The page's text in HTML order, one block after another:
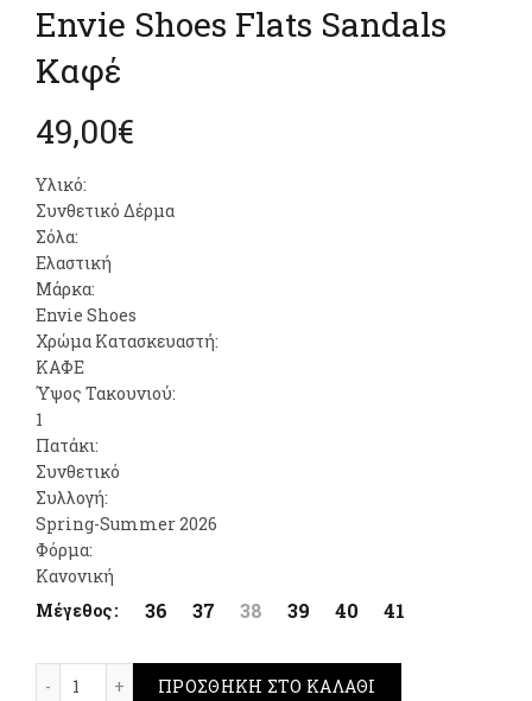
Envie Shoes Flats Sandals
Καφέ
49,00€
Υλικό:
Συνθετικό Δέρμα
Σόλα:
Ελαστική
Μάρκα:
Envie Shoes
Χρώμα Κατασκευαστή:
ΚΑΦΕ
Ύψος Τακουνιού:
1
Πατάκι:
Συνθετικό
Συλλογή:
Spring-Summer 2026
Φόρμα:
Κανονική
Μέγεθος
36 37 38 39 40 41
ΠΡΟΣΘΉΚΗ ΣΤΟ ΚΑΛΆΘΙ